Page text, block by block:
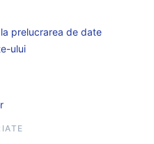
prelucrarea de date
ului